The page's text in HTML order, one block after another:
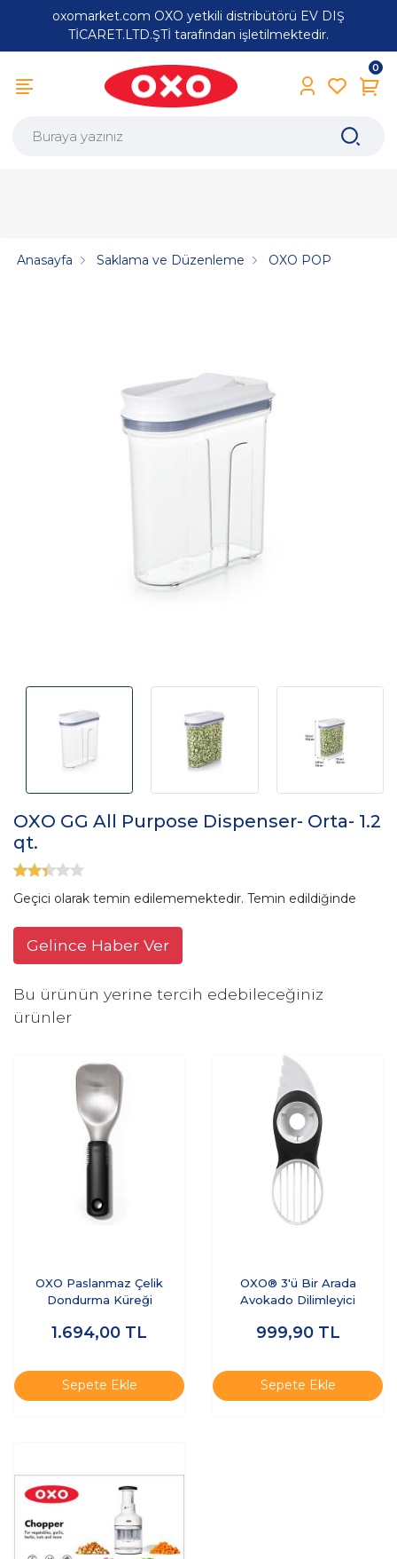
oxomarket.com OXO yetkili distribütörü EV DIŞ
TİCARET.LTD.ŞTİ tarafından işletilmektedir.
0
Anasayfa Saklama ve Düzenleme OXO POP
OXO GG All Purpose Dispenser- Orta- 1.2
qt.
Geçici olarak temin edilememektedir. Temin edildiğinde
Gelince Haber Ver
Bu ürünün yerine tercih edebileceğiniz
ürünler
OXO Paslanmaz Çelik
Dondurma Küreği
1.694,00 TL
Sepete Ekle
OXO® 3'ü Bir Arada
Avokado Dilimleyici
999,90 TL
Sepete Ekle